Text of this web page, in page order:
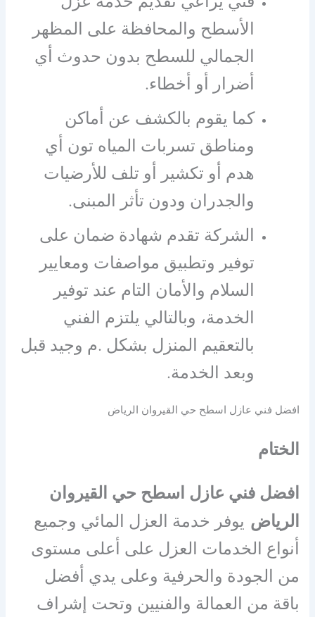
الأسطح والمحافظة على المظهر
الجمالي للسطح بدون حدوث أي
أضرار أو أخطاء.
كما يقوم بالكشف عن أماكن
ومناطق تسربات المياه تون أي
هدم أو تكشير أو تلف للأرضيات
والجدران ودون تأثر المبنى.
الشركة تقدم شهادة ضمان على
توفير وتطبيق مواصفات ومعايير
السلام والأمان التام عند توفير
الخدمة، وبالتالي يلتزم الفني
بالتعقيم المنزل بشكل .م وجيد قبل
وبعد الخدمة.
افضل فني عازل اسطح حي القيروان الرياض
الختام
افضل فني عازل اسطح حي القيروان
الرياض يوفر خدمة العزل المائي وجميع
أنواع الخدمات العزل على أعلى مستوى
من الجودة والحرفية وعلى يدي أفضل
باقة من العمالة والفنيين وتحت إشراف